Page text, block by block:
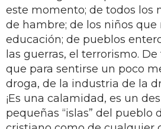
este momento; de todos los
de hambre; de los niños que
educación; de pueblos
las guerras, el terrorismo.
que para sentirse un poco
droga, de la industria de la
¡Es una calamidad, es un
pequeñas “islas” del pueblo